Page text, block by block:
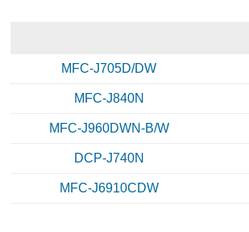
MFC-J705D/DW
MFC-J840N
MFC-J960DWN-B/W
DCP-J740N
MFC-J6910CDW